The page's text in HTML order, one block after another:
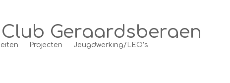
Geraardsbergen
Projecten Jeugdwerking/LEO’s